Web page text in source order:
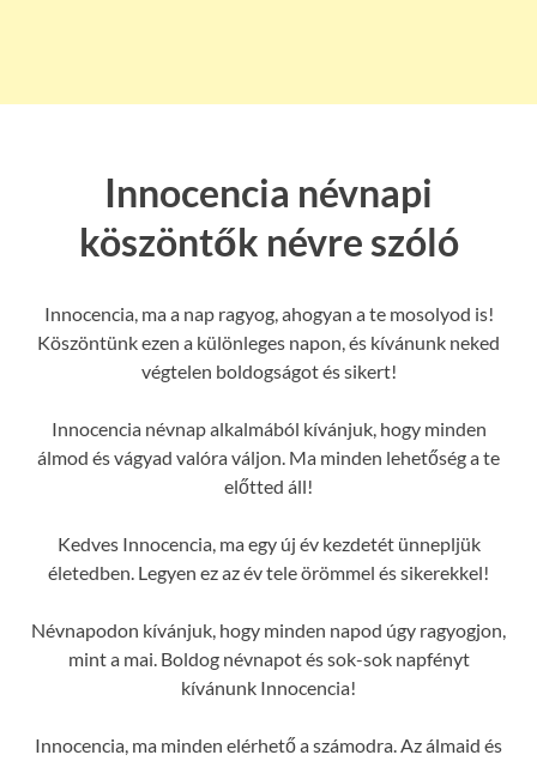
Innocencia névnapi
köszöntők névre szóló
Innocencia, ma a nap ragyog, ahogyan a te mosolyod is!
Köszöntünk ezen a különleges napon, és kívánunk neked
végtelen boldogságot és sikert!
Innocencia névnap alkalmából kívánjuk, hogy minden
álmod és vágyad valóra váljon. Ma minden lehetőség a te
előtted áll!
Kedves Innocencia, ma egy új év kezdetét ünnepljük
életedben. Legyen ez az év tele örömmel és sikerekkel!
Névnapodon kívánjuk, hogy minden napod úgy ragyogjon,
mint a mai. Boldog névnapot és sok-sok napfényt
kívánunk Innocencia!
Innocencia, ma minden elérhető a számodra. Az álmaid és